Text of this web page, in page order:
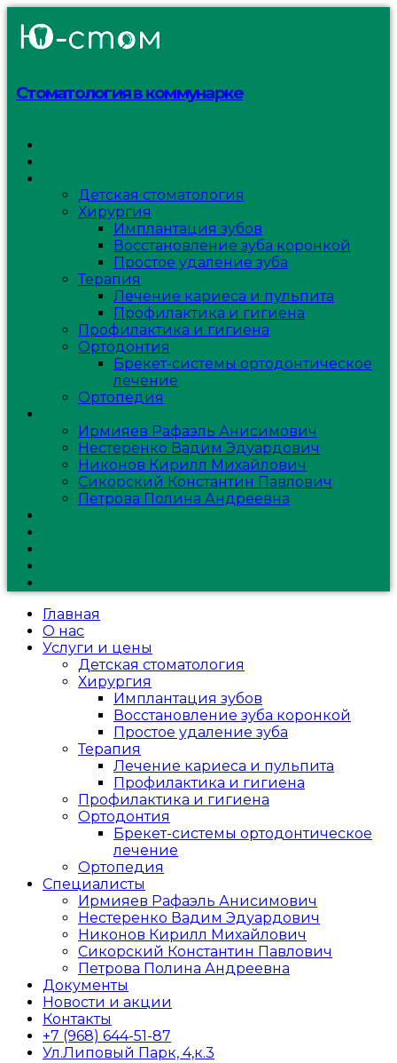
Стоматология в коммунарке
Детская стоматология
Хирургия
Имплантация зубов
Восстановление зуба коронкой
Простое удаление зуба
Терапия
Лечение кариеса и пульпита
Профилактика и гигиена
Профилактика и гигиена
Ортодонтия
Брекет-системы ортодонтическое
лечение
Ортопедия
Ирмияев Рафаэль Анисимович
Нестеренко Вадим Эдуардович
Никонов Кирилл Михайлович
Сикорский Константин Павлович
Петрова Полина Андреевна
Главная
О нас
Услуги и цены
Детская стоматология
Хирургия
Имплантация зубов
Восстановление зуба коронкой
Простое удаление зуба
Терапия
Лечение кариеса и пульпита
Профилактика и гигиена
Профилактика и гигиена
Ортодонтия
Брекет-системы ортодонтическое
лечение
Ортопедия
Специалисты
Ирмияев Рафаэль Анисимович
Нестеренко Вадим Эдуардович
Никонов Кирилл Михайлович
Сикорский Константин Павлович
Петрова Полина Андреевна
Документы
Новости и акции
Контакты
+7 (968) 644-51-87
Ул.Липовый Парк, 4,к.3